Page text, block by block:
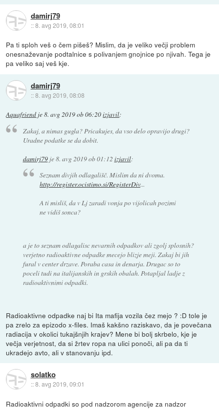
damirj79
::8. avg 2019, 08:01
Pa ti sploh veš o čem pišeš? Mislim, da je veliko večji problem
onesnaževanje podtalnice s polivanjem gnojnice po njivah. Tega je
pa veliko saj veš kje.
damirj79
::8. avg 2019, 08:08
Aquafriend je8. avg 2019 ob 06:20izjavil:
Zakaj, a nimas gugla? Pricakujes, da vso delo opravijo drugi?
Uradne podatke se da dobit.
damirj79je8. avg 2019 ob 01:12 izjavil:
Seznam divjih odlagališč. Mislim da ni dvoma.
http://register.ocistimo.si/RegisterDiv...
A ti misliš, da v Lj zaradi vonja po vijolicah pozimi
ne vidiš sonca?
a je to seznam odlagalisc nevarnih odpadkov ali zgolj splosnih?
verjetno radioaktivne odpadke mecejo blizje meji. Zakaj bi jih
fural v center drzave. Poraba casa in denarja. Drugac so to
poceli tudi na italijanskih in grskih obalah. Potapljal ladje z
radioaktivnimi odpadki.
Radioaktivne odpadke naj bi Ita mafija vozila čez mejo ? :D tole je
pa zrelo za epizodo x-files. Imaš kakšno raziskavo, da je povečana
radiacija v okolici tukajšnjih krajev? Mene bi bolj skrbelo, kje je
večja verjetnost, da si žrtev ropa na ulici ponoči, ali pa da ti
ukradejo avto, ali v stanovanju ipd.
solatko
::8. avg 2019, 09:01
Radioaktivni odpadki so pod nadzorom agencije za nadzor